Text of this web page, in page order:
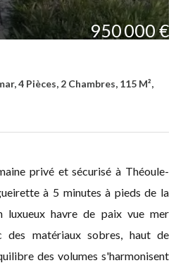
950 000 €
4 Pièces, 2 Chambres, 115 M²,
privé et sécurisé à Théoule-
à 5 minutes à pieds de la
havre de paix vue mer
des matériaux sobres, haut de
des volumes s'harmonisent